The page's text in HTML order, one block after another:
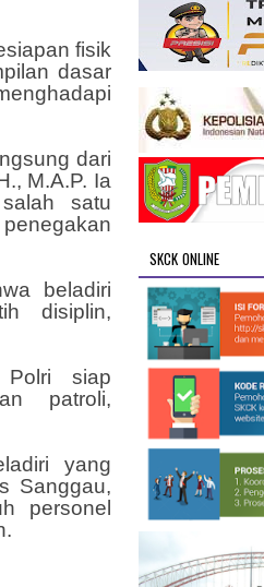
fisik
dasar
dari
M.A.P. Ia
satu
beladiri
disiplin,
siap
patroli,
yang
Sanggau,
personel
SKCK ONLINE